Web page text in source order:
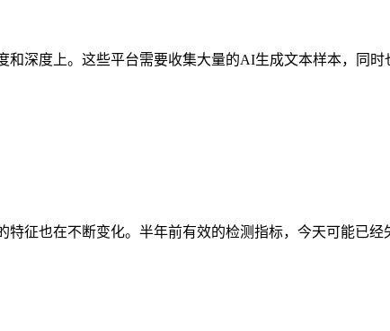
深度上。这些平台需要收集大量的AI生成文本样本，同时
征也在不断变化。半年前有效的检测指标，今天可能已